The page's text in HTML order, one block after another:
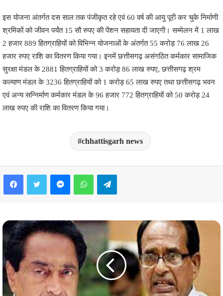
इस योजना अंतर्गत दस साल तक पंजीकृत रहे एवं 60 वर्ष की आयु पूरी कर चुके निर्माणी
श्रमिकों को जीवन पर्यंत 15 सौ रुपए की पेंशन सहायता दी जाएगी। सम्मेलन में 1 लाख
2 हजार 889 हितग्राहियों को विभिन्न योजनाओं के अंतर्गत 55 करोड़ 76 लाख 26
हजार रुपए राशि का वितरण किया गया। इनमें छत्तीसगढ़ असंगठित कर्मकार सामाजिक
सुरक्षा मंडल के 2881 हितग्राहियों को 3 करोड़ 86 लाख रुपए, छत्तीसगढ़ श्रम
कल्याण मंडल के 3236 हितग्राहियों को 1 करोड़ 65 लाख रुपए तथा छत्तीसगढ़ भवन
एवं अन्य सन्निर्माण कर्मकार मंडल के 96 हजार 772 हितग्राहियों को 50 करोड़ 24
लाख रुपए की राशि का वितरण किया गया।
chhattisgarh news
FacebookTwitter MessengerWhatsAppTelegram